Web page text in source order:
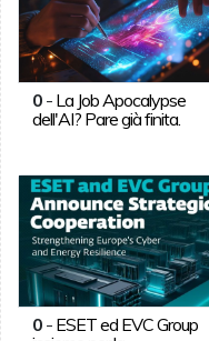
0- La Job Apocalypse
dell'AI? Pare già finita.
0- ESET ed EVC Group